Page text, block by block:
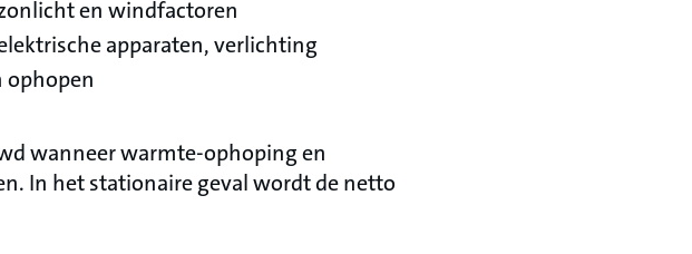
en windfactoren
apparaten, verlichting
ophopen
wanneer warmte-ophoping en
In het stationaire geval wordt de netto